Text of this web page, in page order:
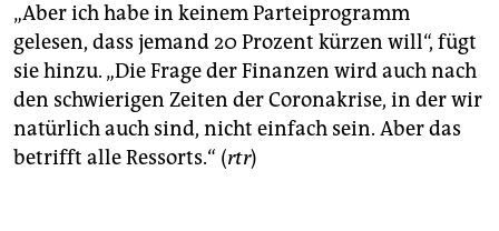
„Aber ich habe in keinem Parteiprogramm
gelesen, dass jemand 20 Prozent kürzen will“, fügt
sie hinzu. „Die Frage der Finanzen wird auch nach
den schwierigen Zeiten der Coronakrise, in der wir
natürlich auch sind, nicht einfach sein. Aber das
betrifft alle Ressorts.“ (rtr)